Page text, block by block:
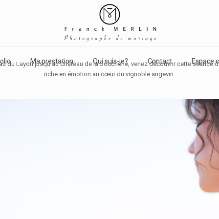
Ma prestation Qui suis-je? Contact Espace
du Layon jusqu'au Château de la Soucherie, venez découvrir cette séance
riche en émotion au cœur du vignoble angevin.